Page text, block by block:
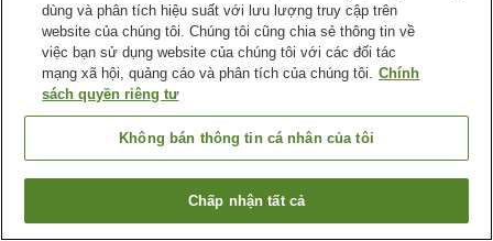
Tiện nghi chỗ nghỉ
Dịch Vụ Đưa Đón
Phục Vụ Phòng
Dịch Vụ Gọi Đánh Thức
Trang chủ Nhật Bản Tỉnh Kanagawa
Thị trấn Hakone
Tìm phòng trống
dùng và phân tích hiệu suất với lưu lượng truy cập trên
website của chúng tôi. Chúng tôi cũng chia sẻ thông tin về
việc bạn sử dụng website của chúng tôi với các đối tác
mạng xã hội, quảng cáo và phân tích của chúng tôi. Chính
sách quyền riêng tư
Không bán thông tin cá nhân của tôi
Chấp nhận tất cả